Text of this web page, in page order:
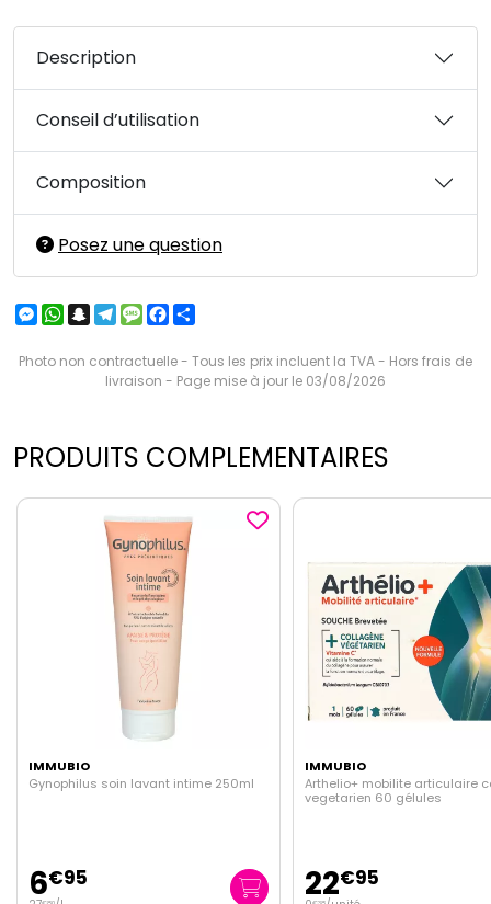
Description
Conseil d’utilisation
Composition
Posez une question
Messenger
WhatsApp
Snapchat
Telegram
MessageFacebook
Photo non contractuelle - Tous les prix incluent la TVA - Hors frais de
livraison - Page mise à jour le 03/08/2026
PRODUITS COMPLEMENTAIRES
IMMUBIO
Arthelio+ mobilite articulaire collagene
22€
IMMUBIO
Physionorm Resflore
lactiques 4 sachets
7€95